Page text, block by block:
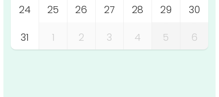
24 25 26 27 28 29 30
31 1 2 3 4 5 6